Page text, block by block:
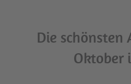
Die schönsten
Oktober